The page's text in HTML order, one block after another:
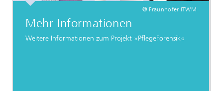
© Fraunhofer ITWM
Mehr Informationen
Weitere Informationen zum Projekt »PflegeForensik«